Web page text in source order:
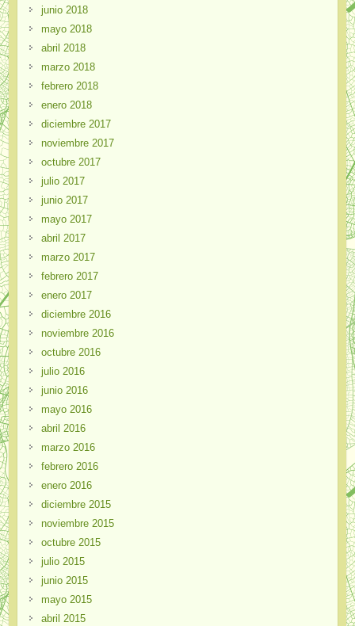
junio 2018
mayo 2018
abril 2018
marzo 2018
febrero 2018
enero 2018
diciembre 2017
noviembre 2017
octubre 2017
julio 2017
junio 2017
mayo 2017
abril 2017
marzo 2017
febrero 2017
enero 2017
diciembre 2016
noviembre 2016
octubre 2016
julio 2016
junio 2016
mayo 2016
abril 2016
marzo 2016
febrero 2016
enero 2016
diciembre 2015
noviembre 2015
octubre 2015
julio 2015
junio 2015
mayo 2015
abril 2015